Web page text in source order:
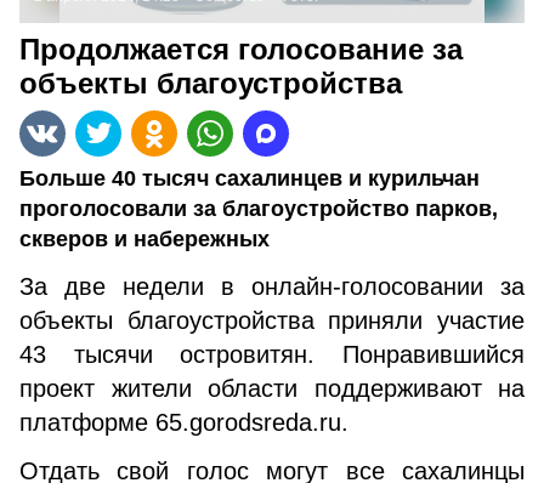
Продолжается голосование за
объекты благоустройства
Больше 40 тысяч сахалинцев и курильчан
проголосовали за благоустройство парков,
скверов и набережных
За две недели в онлайн-голосовании за
объекты благоустройства приняли участие
43 тысячи островитян. Понравившийся
проект жители области поддерживают на
платформе 65.gorodsreda.ru.
Отдать свой голос могут все сахалинцы